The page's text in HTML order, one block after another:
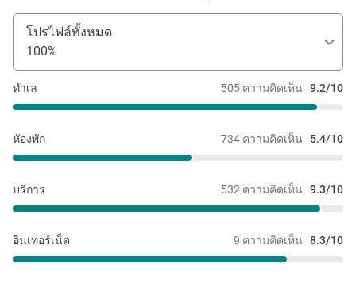
โปรไฟล์ทั้งหมด
100%
505 ความคิดเห็น 9.2/10
ทำเล
734 ความคิดเห็น 5.4/10
หัองพัก
532 ความคิดเห็น 9.3/10
บริการ
9 ความคิดเห็น 8.3/10
อินเทอร์เน็ต